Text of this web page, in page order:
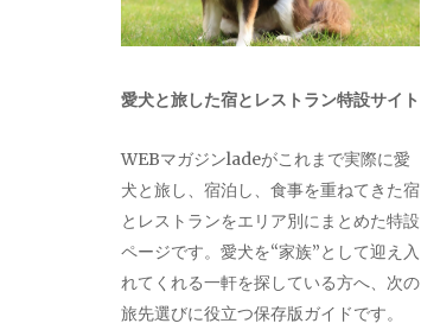
愛犬と旅した宿とレストラン特設サイト
WEBマガジンladeがこれまで実際に愛
犬と旅し、宿泊し、食事を重ねてきた宿
とレストランをエリア別にまとめた特設
ページです。愛犬を“家族”として迎え入
れてくれる一軒を探している方へ、次の
旅先選びに役立つ保存版ガイドです。